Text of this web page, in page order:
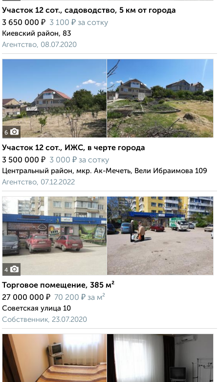
Участок 12 сот., садоводство, 5 км от города
3 650 000 ₽ 3 100 ₽ за сотку
Киевский район, 83
Агентство, 08.07.2020
6
Участок 12 сот., ИЖС, в черте города
3 500 000 ₽ 3 000 ₽ за сотку
Центральный район, мкр. Ак-Мечеть, Вели Ибраимова 109
Агентство, 07.12.2022
4
Торговое помещение, 385 м²
27 000 000 ₽ 70 200 ₽ за м²
Советская улица 10
Собственник, 23.07.2020